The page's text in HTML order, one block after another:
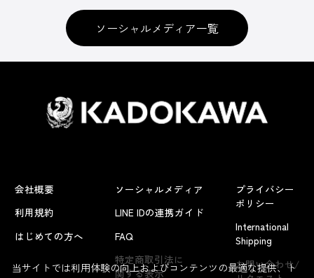
ソーシャルメディア一覧
会社概要
利用規約
はじめての方へ
ソーシャルメディア
LINE IDの連携ガイド
FAQ
特定商取引法に
関する表示
プライバシー
ポリシー
International
Shipping
お問い合わせ/
当サイトでは利用体験の向上およびコンテンツの最適な提供、ト